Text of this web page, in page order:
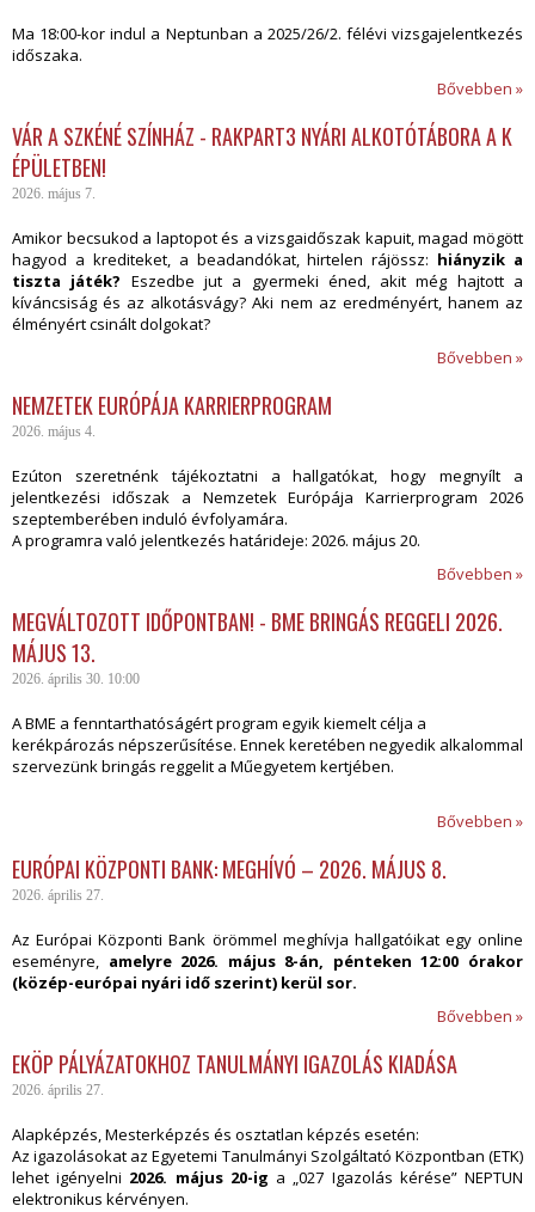
Ma 18:00-kor indul a Neptunban a 2025/26/2. félévi vizsgajelentkezés
időszaka.
Bővebben »
VÁR A SZKÉNÉ SZÍNHÁZ - RAKPART3 NYÁRI ALKOTÓTÁBORA A K
ÉPÜLETBEN!
2026. május 7.
Amikor becsukod a laptopot és a vizsgaidőszak kapuit, magad mögött
hagyod a krediteket, a beadandókat, hirtelen rájössz: hiányzik a
tiszta játék? Eszedbe jut a gyermeki éned, akit még hajtott a
kíváncsiság és az alkotásvágy? Aki nem az eredményért, hanem az
élményért csinált dolgokat?
Bővebben »
NEMZETEK EURÓPÁJA KARRIERPROGRAM
2026. május 4.
Ezúton szeretnénk tájékoztatni a hallgatókat, hogy megnyílt a
jelentkezési időszak a Nemzetek Európája Karrierprogram 2026
szeptemberében induló évfolyamára.
A programra való jelentkezés határideje: 2026. május 20.
Bővebben »
MEGVÁLTOZOTT IDŐPONTBAN! - BME BRINGÁS REGGELI 2026.
MÁJUS 13.
2026. április 30. 10:00
A BME a fenntarthatóságért program egyik kiemelt célja a
kerékpározás népszerűsítése. Ennek keretében negyedik alkalommal
szervezünk bringás reggelit a Műegyetem kertjében.
Bővebben »
EURÓPAI KÖZPONTI BANK: MEGHÍVÓ – 2026. MÁJUS 8.
2026. április 27.
Az Európai Központi Bank örömmel meghívja hallgatóikat egy online
eseményre, amelyre 2026. május 8-án, pénteken 12:00 órakor
(közép-európai nyári idő szerint) kerül sor.
Bővebben »
EKÖP PÁLYÁZATOKHOZ TANULMÁNYI IGAZOLÁS KIADÁSA
2026. április 27.
Alapképzés, Mesterképzés és osztatlan képzés esetén:
Az igazolásokat az Egyetemi Tanulmányi Szolgáltató Központban (ETK)
lehet igényelni 2026. május 20-ig a „027 Igazolás kérése” NEPTUN
elektronikus kérvényen.